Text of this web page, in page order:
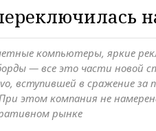
компьютеры, яркие
— все это части новой
вступившей в сражение за
этом компания не
рынке